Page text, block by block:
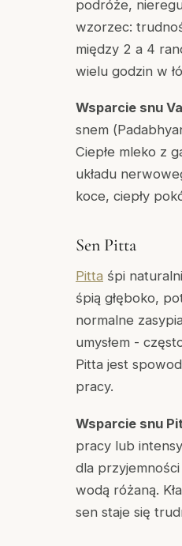
podróże,
wzorzec:
między 2 a 4
wielu godzin w
Wsparcie snu
snem (
Ciepłe mleko z
układu
koce, ciepły
Sen Pitta
Pitta śpi
śpią głęboko,
normalne
umysłem -
Pitta jest
pracy.
Wsparcie snu
pracy lub
dla
wodą różaną.
sen staje się